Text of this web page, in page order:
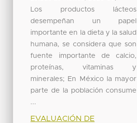
Los productos lácteos
desempeñan un papel
importante en la dieta y la salud
humana, se considera que son
fuente importante de calcio,
proteínas, vitaminas y
minerales; En México la mayor
parte de la población consume
...
EVALUACIÓN DE